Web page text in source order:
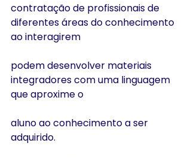
contratação de profissionais de
diferentes áreas do conhecimento
ao interagirem
podem desenvolver materiais
integradores com uma linguagem
que aproxime o
aluno ao conhecimento a ser
adquirido.